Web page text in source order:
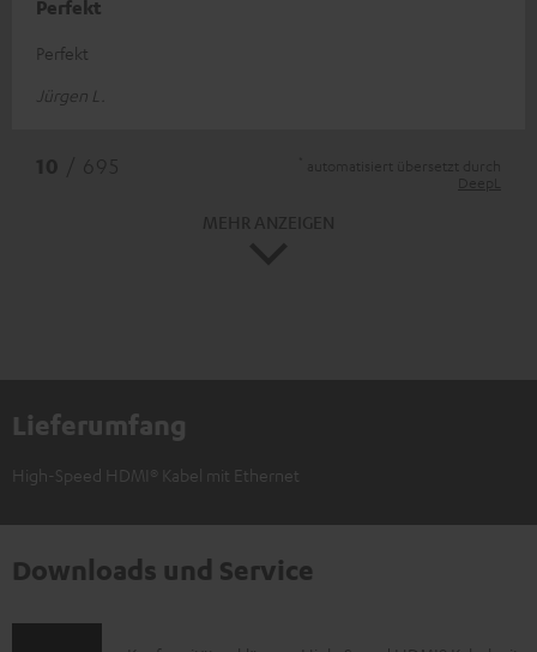
Perfekt
Perfekt
Jürgen L.
Lieferumfang
High-Speed HDMI® Kabel mit Ethernet
Downloads und Service